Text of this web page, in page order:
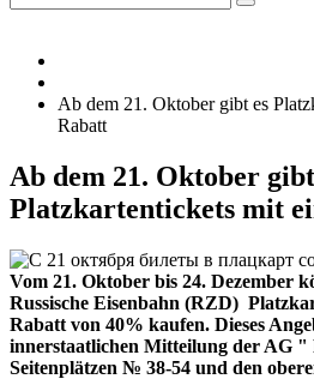
Ab dem 21. Oktober gibt es
Rabatt
Ab dem 21. Oktober
Platzkartentickets mit
Vom 21. Oktober bis 24. Dezember
Russische Eisenbahn (RZD)
Rabatt von 40% kaufen. Dieses
innerstaatlichen Mitteilung der AG "
Seitenplätzen № 38-54 und den